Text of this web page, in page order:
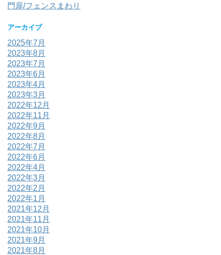
門扉/フェンスまわり
アーカイブ
2025年7月
2023年8月
2023年7月
2023年6月
2023年4月
2023年3月
2022年12月
2022年11月
2022年9月
2022年8月
2022年7月
2022年6月
2022年4月
2022年3月
2022年2月
2022年1月
2021年12月
2021年11月
2021年10月
2021年9月
2021年8月